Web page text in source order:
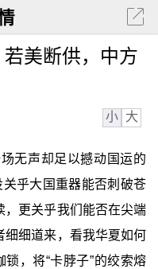
美断供，中方
小 大
无声却足以撼动国运的
乎大国重器能否刺破苍
，更关乎我们能否在尖端
细细道来，看我华夏如何
锁，将“卡脖子”的绞索熔